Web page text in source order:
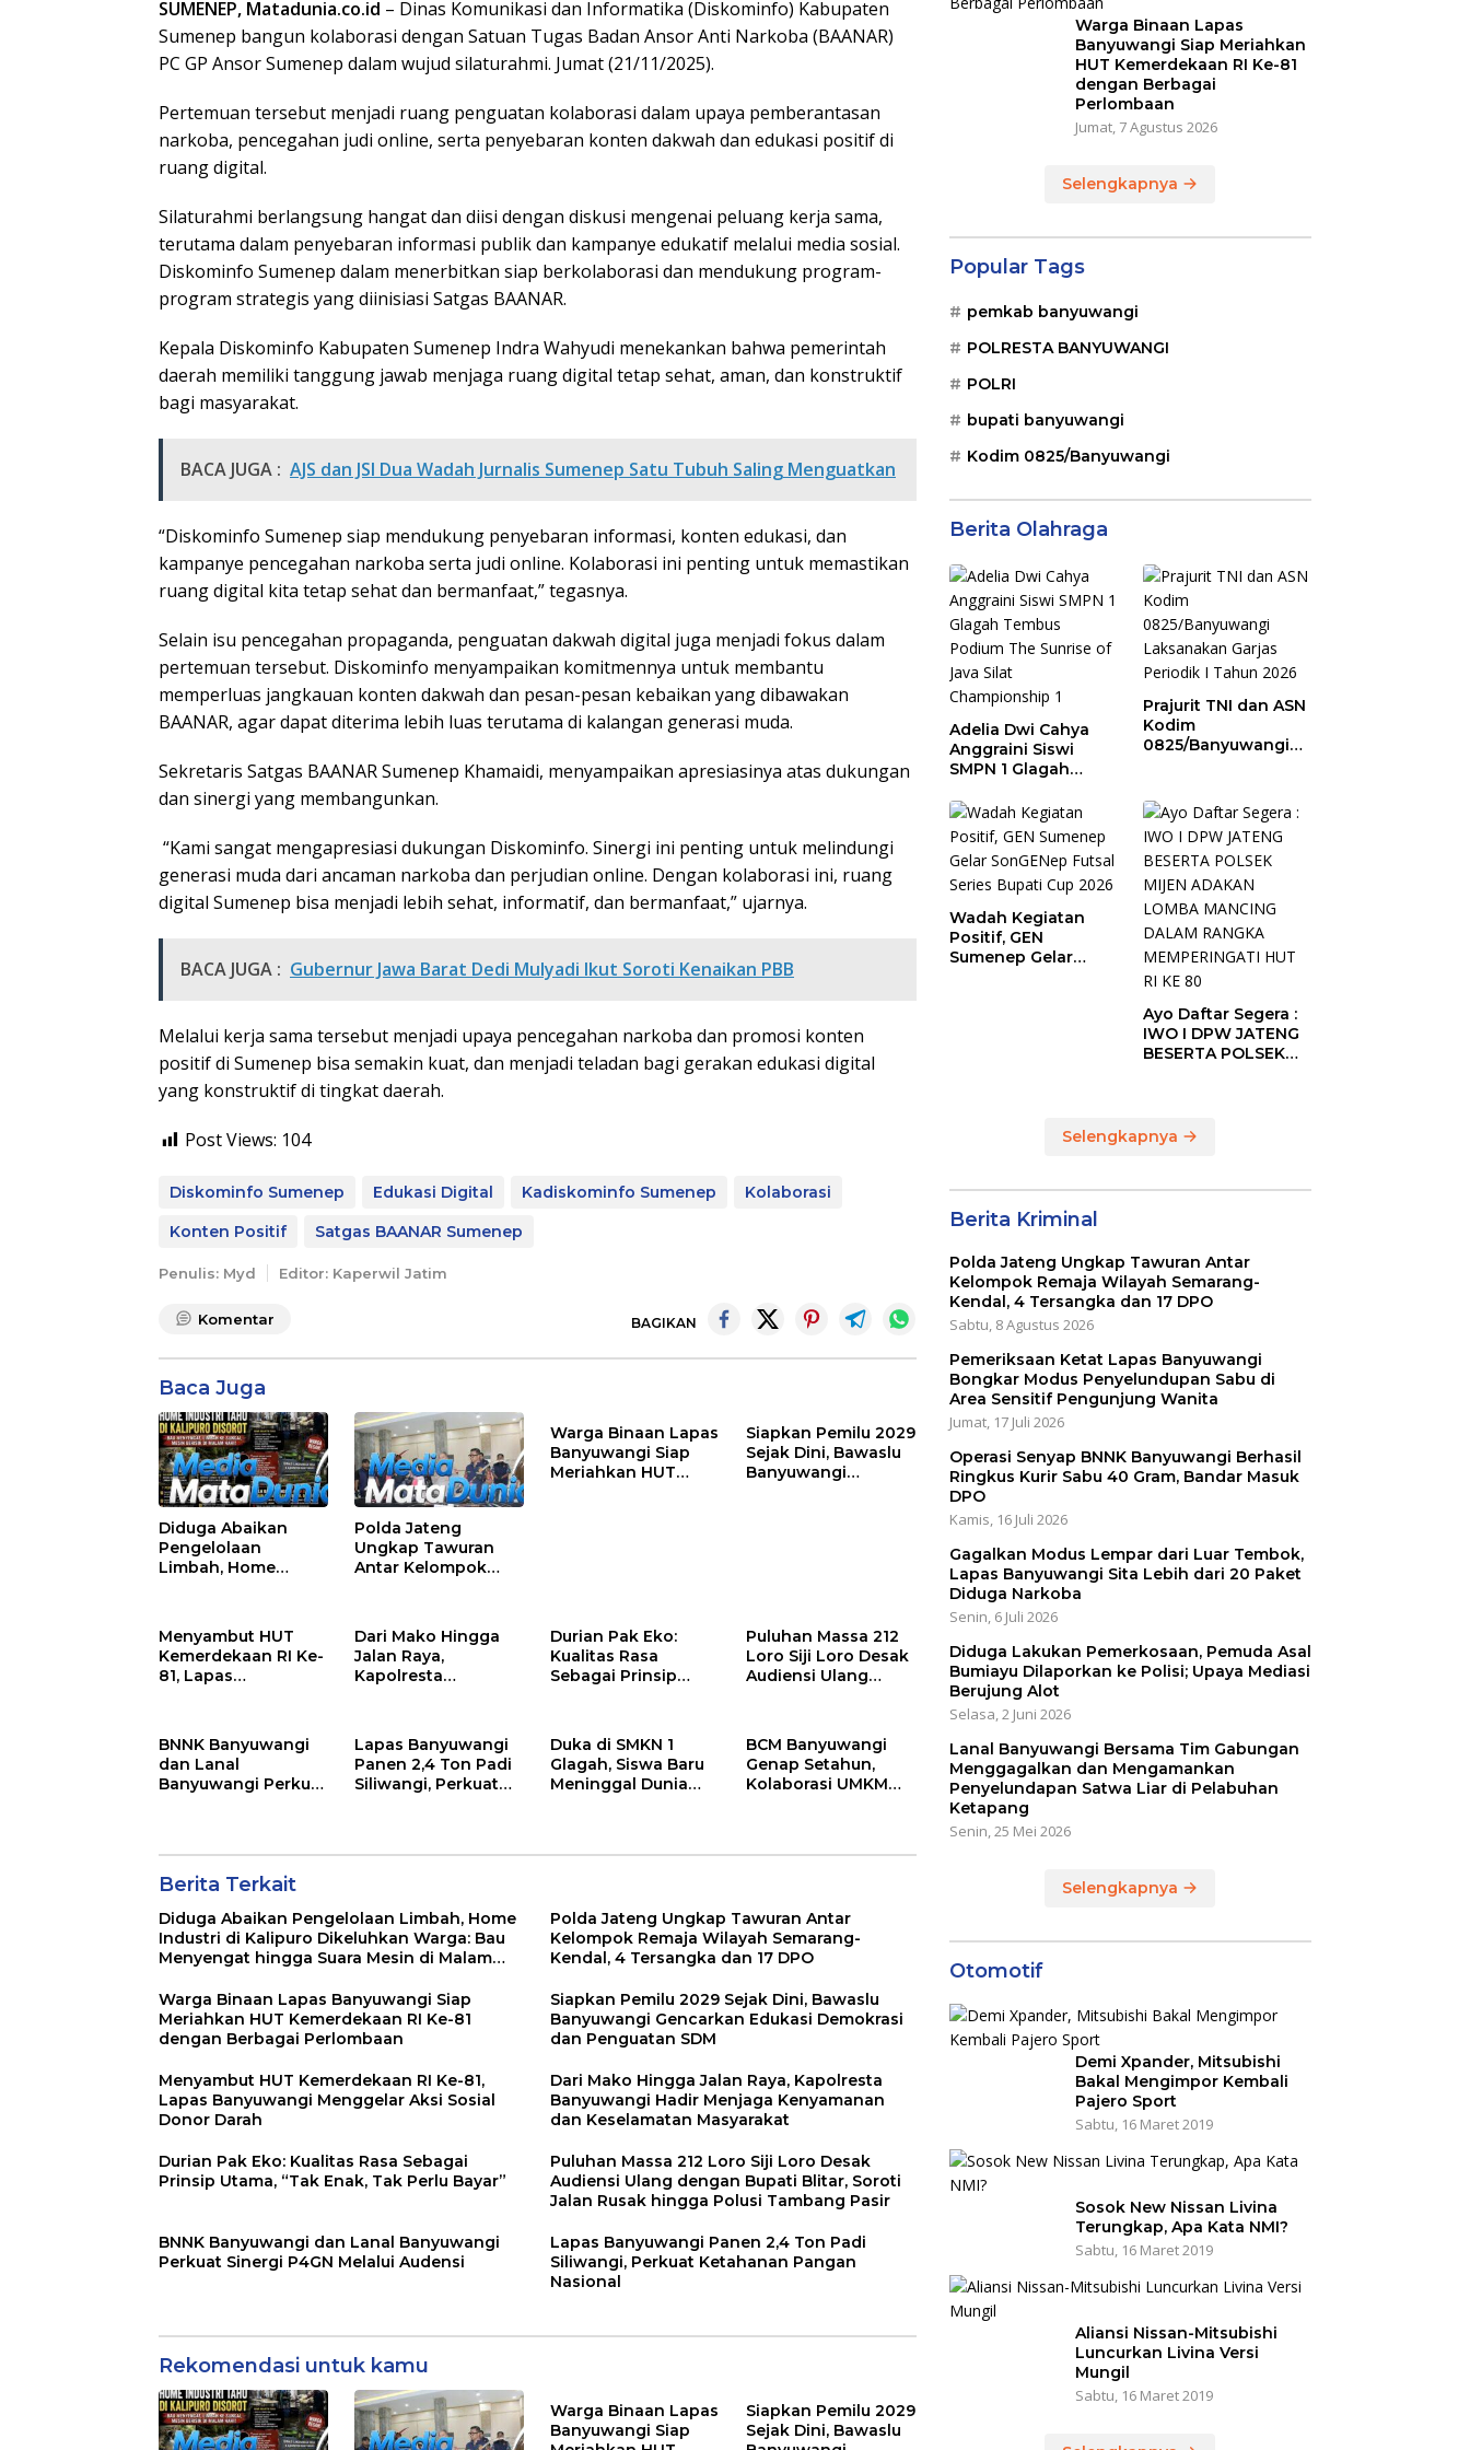
SUMENEP, Matadunia.co.id – Dinas Komunikasi dan Informatika (Diskominfo) Kabupaten
Sumenep bangun kolaborasi dengan Satuan Tugas Badan Ansor Anti Narkoba (BAANAR)
PC GP Ansor Sumenep dalam wujud silaturahmi. Jumat (21/11/2025).
Pertemuan tersebut menjadi ruang penguatan kolaborasi dalam upaya pemberantasan
narkoba, pencegahan judi online, serta penyebaran konten dakwah dan edukasi positif di
ruang digital.
Silaturahmi berlangsung hangat dan diisi dengan diskusi mengenai peluang kerja sama,
terutama dalam penyebaran informasi publik dan kampanye edukatif melalui media sosial.
Diskominfo Sumenep dalam menerbitkan siap berkolaborasi dan mendukung program-
program strategis yang diinisiasi Satgas BAANAR.
Kepala Diskominfo Kabupaten Sumenep Indra Wahyudi menekankan bahwa pemerintah
daerah memiliki tanggung jawab menjaga ruang digital tetap sehat, aman, dan konstruktif
bagi masyarakat.
BACA JUGA : AJS dan JSI Dua Wadah Jurnalis Sumenep Satu Tubuh Saling Menguatkan
“Diskominfo Sumenep siap mendukung penyebaran informasi, konten edukasi, dan
kampanye pencegahan narkoba serta judi online. Kolaborasi ini penting untuk memastikan
ruang digital kita tetap sehat dan bermanfaat,” tegasnya.
Selain isu pencegahan propaganda, penguatan dakwah digital juga menjadi fokus dalam
pertemuan tersebut. Diskominfo menyampaikan komitmennya untuk membantu
memperluas jangkauan konten dakwah dan pesan-pesan kebaikan yang dibawakan
BAANAR, agar dapat diterima lebih luas terutama di kalangan generasi muda.
Sekretaris Satgas BAANAR Sumenep Khamaidi, menyampaikan apresiasinya atas dukungan
dan sinergi yang membangunkan.
“Kami sangat mengapresiasi dukungan Diskominfo. Sinergi ini penting untuk melindungi
generasi muda dari ancaman narkoba dan perjudian online. Dengan kolaborasi ini, ruang
digital Sumenep bisa menjadi lebih sehat, informatif, dan bermanfaat,” ujarnya.
BACA JUGA : Gubernur Jawa Barat Dedi Mulyadi Ikut Soroti Kenaikan PBB
Melalui kerja sama tersebut menjadi upaya pencegahan narkoba dan promosi konten
positif di Sumenep bisa semakin kuat, dan menjadi teladan bagi gerakan edukasi digital
yang konstruktif di tingkat daerah.
Post Views: 104
Diskominfo Sumenep Edukasi Digital Kadiskominfo Sumenep
Kolaborasi
Konten Positif
Satgas BAANAR Sumenep
Penulis: Myd Editor: Kaperwil Jatim
Komentar BAGIKAN
Baca Juga
Diduga Abaikan
Pengelolaan
Limbah, Home
Bau Menyengat
hingga Suara Mesin
di Malam Hari
Polda Jateng
Ungkap Tawuran
Antar Kelompok
Tersangka dan 17
DPO
Warga Binaan Lapas
Banyuwangi Siap
Meriahkan HUT
Siapkan Pemilu 2029
Sejak Dini, Bawaslu
Banyuwangi
Menyambut HUT
Kemerdekaan RI Ke-
81, Lapas
Sosial Donor Darah
Dari Mako Hingga
Jalan Raya,
Kapolresta
Kenyamanan dan
Keselamatan
Masyarakat
Durian Pak Eko:
Kualitas Rasa
Sebagai Prinsip
Puluhan Massa 212
Loro Siji Loro Desak
Audiensi Ulang
Rusak hingga Polusi
Tambang Pasir
BNNK Banyuwangi
dan Lanal
Banyuwangi Perkuat
Lapas Banyuwangi
Panen 2,4 Ton Padi
Siliwangi, Perkuat
Duka di SMKN 1
Glagah, Siswa Baru
Meninggal Dunia
BCM Banyuwangi
Genap Setahun,
Kolaborasi UMKM
Anniversary
Berita Terkait
Diduga Abaikan Pengelolaan Limbah, Home
Industri di Kalipuro Dikeluhkan Warga: Bau
Menyengat hingga Suara Mesin di Malam
Polda Jateng Ungkap Tawuran Antar
Kelompok Remaja Wilayah Semarang-
Kendal, 4 Tersangka dan 17 DPO
Warga Binaan Lapas Banyuwangi Siap
Meriahkan HUT Kemerdekaan RI Ke-81
dengan Berbagai Perlombaan
Siapkan Pemilu 2029 Sejak Dini, Bawaslu
Banyuwangi Gencarkan Edukasi Demokrasi
dan Penguatan SDM
Menyambut HUT Kemerdekaan RI Ke-81,
Lapas Banyuwangi Menggelar Aksi Sosial
Donor Darah
Dari Mako Hingga Jalan Raya, Kapolresta
Banyuwangi Hadir Menjaga Kenyamanan
dan Keselamatan Masyarakat
Durian Pak Eko: Kualitas Rasa Sebagai
Prinsip Utama, “Tak Enak, Tak Perlu Bayar”
Puluhan Massa 212 Loro Siji Loro Desak
Audiensi Ulang dengan Bupati Blitar, Soroti
Jalan Rusak hingga Polusi Tambang Pasir
BNNK Banyuwangi dan Lanal Banyuwangi
Perkuat Sinergi P4GN Melalui Audensi
Lapas Banyuwangi Panen 2,4 Ton Padi
Siliwangi, Perkuat Ketahanan Pangan
Nasional
Rekomendasi untuk kamu
Warga Binaan Lapas
Banyuwangi Siap
Siapkan Pemilu 2029
Sejak Dini, Bawaslu
Warga Binaan Lapas
Banyuwangi Siap Meriahkan
HUT Kemerdekaan RI Ke-81
dengan Berbagai
Perlombaan
Jumat, 7 Agustus 2026
Selengkapnya
Popular Tags
pemkab banyuwangi
POLRESTA BANYUWANGI
POLRI
bupati banyuwangi
Kodim 0825/Banyuwangi
Berita Olahraga
Adelia Dwi Cahya
Anggraini Siswi
SMPN 1 Glagah
Sunrise of Java Silat
Championship 1
Prajurit TNI dan ASN
Kodim
0825/Banyuwangi
2026
Wadah Kegiatan
Positif, GEN
Sumenep Gelar
Ayo Daftar Segera :
IWO I DPW JATENG
BESERTA POLSEK
MEMPERINGATI HUT
Selengkapnya
Berita Kriminal
Polda Jateng Ungkap Tawuran Antar
Kelompok Remaja Wilayah Semarang-
Kendal, 4 Tersangka dan 17 DPO
Sabtu, 8 Agustus 2026
Pemeriksaan Ketat Lapas Banyuwangi
Bongkar Modus Penyelundupan Sabu di
Area Sensitif Pengunjung Wanita
Jumat, 17 Juli 2026
Operasi Senyap BNNK Banyuwangi Berhasil
Ringkus Kurir Sabu 40 Gram, Bandar Masuk
DPO
Kamis, 16 Juli 2026
Gagalkan Modus Lempar dari Luar Tembok,
Lapas Banyuwangi Sita Lebih dari 20 Paket
Diduga Narkoba
Senin, 6 Juli 2026
Diduga Lakukan Pemerkosaan, Pemuda Asal
Bumiayu Dilaporkan ke Polisi; Upaya Mediasi
Berujung Alot
Selasa, 2 Juni 2026
Lanal Banyuwangi Bersama Tim Gabungan
Menggagalkan dan Mengamankan
Penyelundapan Satwa Liar di Pelabuhan
Ketapang
Senin, 25 Mei 2026
Selengkapnya
Otomotif
Demi Xpander, Mitsubishi
Bakal Mengimpor Kembali
Pajero Sport
Sabtu, 16 Maret 2019
Sosok New Nissan Livina
Terungkap, Apa Kata NMI?
Sabtu, 16 Maret 2019
Aliansi Nissan-Mitsubishi
Luncurkan Livina Versi
Mungil
Sabtu, 16 Maret 2019